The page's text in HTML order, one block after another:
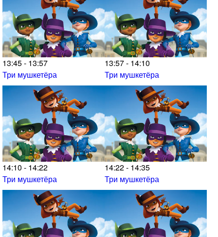
13:45 - 13:57
Три мушкетёра
13:57 - 14:10
Три мушкетёра
14:10 - 14:22
Три мушкетёра
14:22 - 14:35
Три мушкетёра